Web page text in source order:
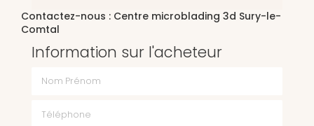
Contactez-nous : Centre microblading 3d Sury-le-
Comtal
Information sur l'acheteur